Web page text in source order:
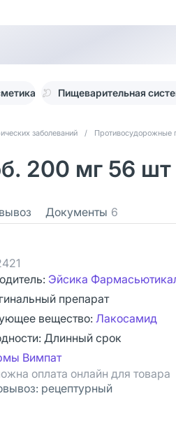
Пищеварительная
заболеваний / Противосудорожные
200 мг 56 шт
Документы 6
Эйсика
препарат
вещество: Лакосамид
Длинный срок
Вимпат
оплата онлайн для товара
рецептурный